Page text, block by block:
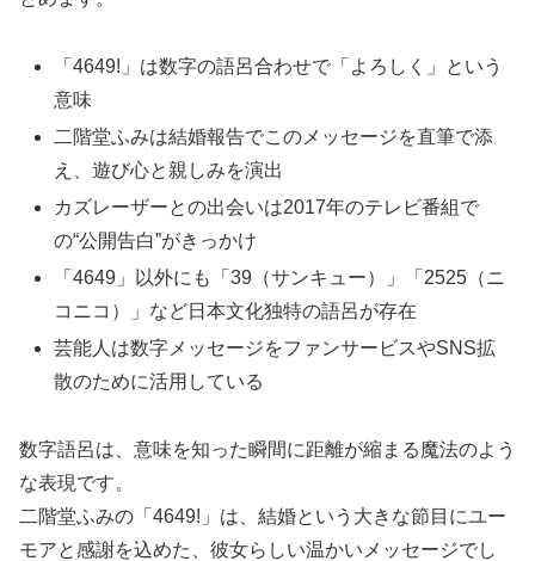
「4649!」は数字の語呂合わせで「よろしく」という
意味
二階堂ふみは結婚報告でこのメッセージを直筆で添
え、遊び心と親しみを演出
カズレーザーとの出会いは2017年のテレビ番組で
の“公開告白”がきっかけ
「4649」以外にも「39（サンキュー）」「2525（ニ
コニコ）」など日本文化独特の語呂が存在
芸能人は数字メッセージをファンサービスやSNS拡
散のために活用している
数字語呂は、意味を知った瞬間に距離が縮まる魔法のよう
な表現です。
二階堂ふみの「4649!」は、結婚という大きな節目にユー
モアと感謝を込めた、彼女らしい温かいメッセージでし